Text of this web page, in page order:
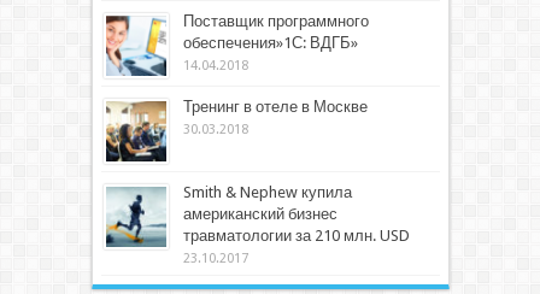
Поставщик программного
обеспечения»1С: ВДГБ»
14.04.2018
Тренинг в отеле в Москве
30.03.2018
Smith & Nephew купила
американский бизнес
травматологии за 210 млн. USD
23.10.2017